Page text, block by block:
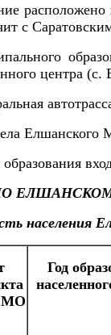
с
центра (с.
Елшанского
населения
Год